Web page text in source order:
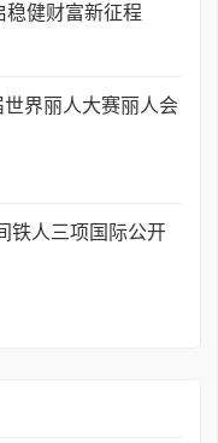
稳健财富新征程
世界丽人大赛丽人会
铁人三项国际公开